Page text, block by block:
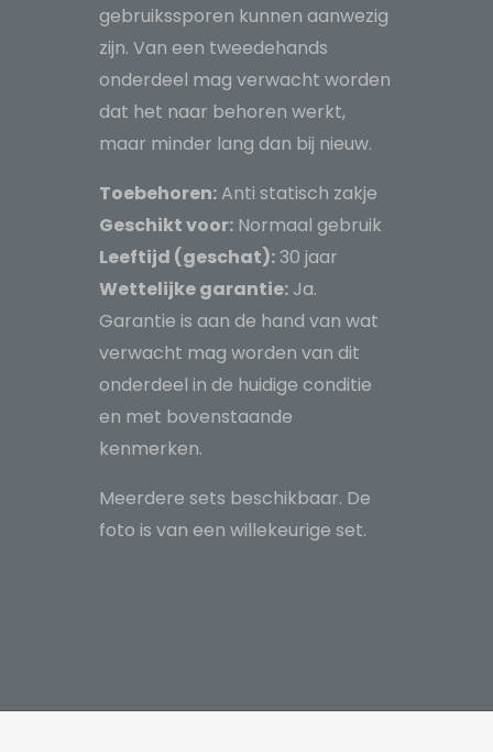
gebruikssporen kunnen aanwezig
zijn. Van een tweedehands
onderdeel mag verwacht worden
dat het naar behoren werkt,
maar minder lang dan bij nieuw.
Toebehoren:Anti statisch zakje
Geschikt voor: Normaal gebruik
Leeftijd (geschat): 30 jaar
Wettelijke garantie: Ja.
Garantie is aan de hand van wat
verwacht mag worden van dit
onderdeel in de huidige conditie
en met bovenstaande
kenmerken.
Meerdere sets beschikbaar. De
foto is van een willekeurige set.